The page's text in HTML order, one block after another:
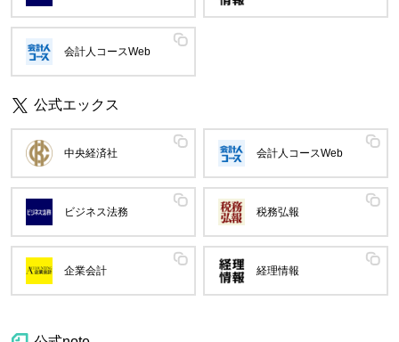
会計人コースWeb
公式エックス
中央経済社 会計人コースWeb
ビジネス法務 税務弘報
企業会計 経理情報